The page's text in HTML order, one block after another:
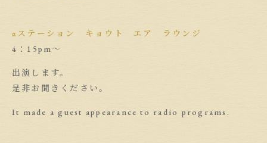
αステーション キョウト エア ラウンジ
4：15pm〜
出演します。
是非お聞きください。
It made a guest appearance to radio programs.